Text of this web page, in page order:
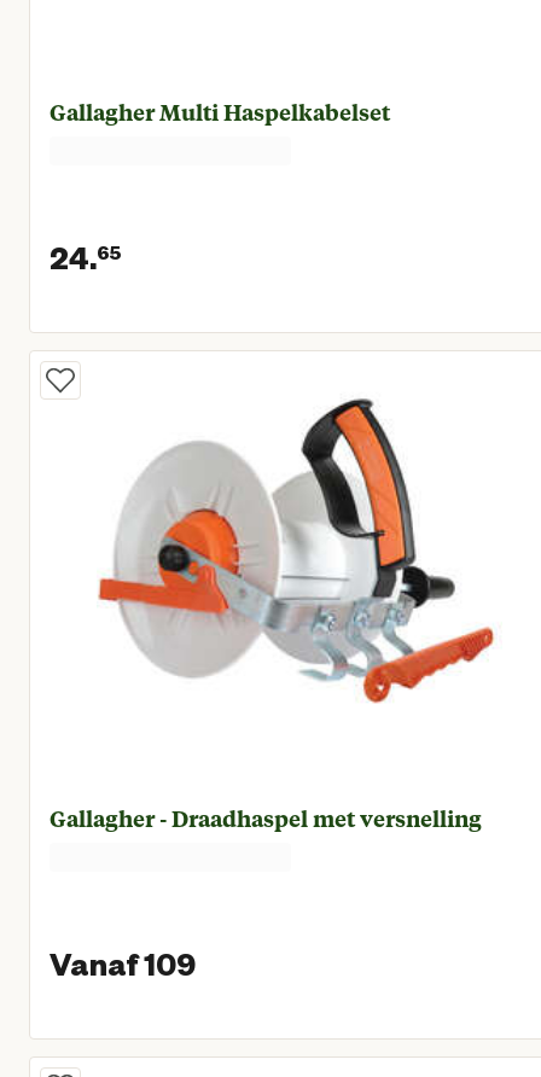
Gallagher Multi Haspelkabelset
24.65
Huidige prijs € 24,65
Gallagher - Draadhaspel met versnelling
Vanaf 109
Vanaf huidige prijs €